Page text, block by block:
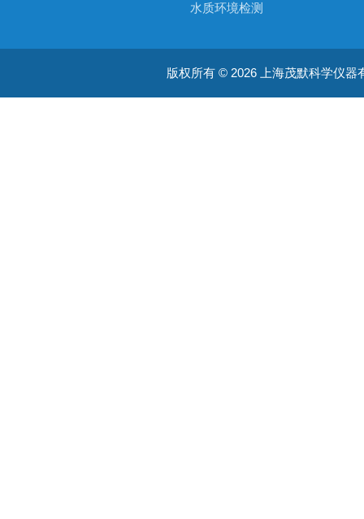
水质环境检测
大型分析设备
版权所有 © 2026 上海茂默科学仪